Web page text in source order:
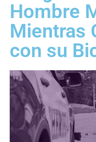
Hombre
Mientras
con su